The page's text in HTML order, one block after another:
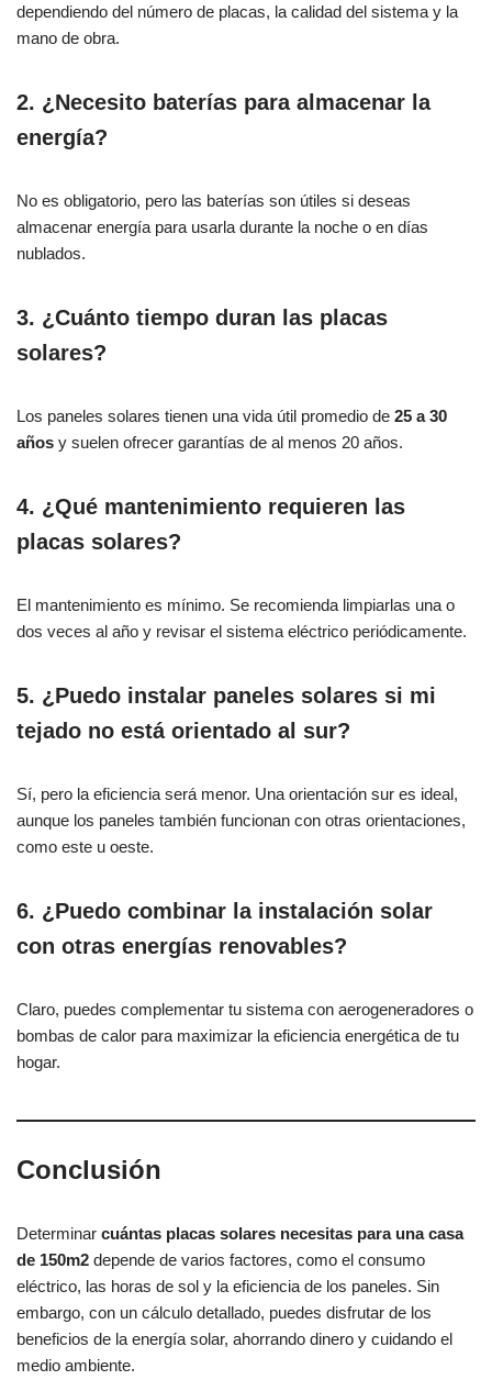
dependiendo del número de placas, la calidad del sistema y la
mano de obra.
2. ¿Necesito baterías para almacenar la
energía?
No es obligatorio, pero las baterías son útiles si deseas
almacenar energía para usarla durante la noche o en días
nublados.
3. ¿Cuánto tiempo duran las placas
solares?
Los paneles solares tienen una vida útil promedio de 25 a 30
años y suelen ofrecer garantías de al menos 20 años.
4. ¿Qué mantenimiento requieren las
placas solares?
El mantenimiento es mínimo. Se recomienda limpiarlas una o
dos veces al año y revisar el sistema eléctrico periódicamente.
5. ¿Puedo instalar paneles solares si mi
tejado no está orientado al sur?
Sí, pero la eficiencia será menor. Una orientación sur es ideal,
aunque los paneles también funcionan con otras orientaciones,
como este u oeste.
6. ¿Puedo combinar la instalación solar
con otras energías renovables?
Claro, puedes complementar tu sistema con aerogeneradores o
bombas de calor para maximizar la eficiencia energética de tu
hogar.
Conclusión
Determinar cuántas placas solares necesitas para una casa
de 150m2 depende de varios factores, como el consumo
eléctrico, las horas de sol y la eficiencia de los paneles. Sin
embargo, con un cálculo detallado, puedes disfrutar de los
beneficios de la energía solar, ahorrando dinero y cuidando el
medio ambiente.